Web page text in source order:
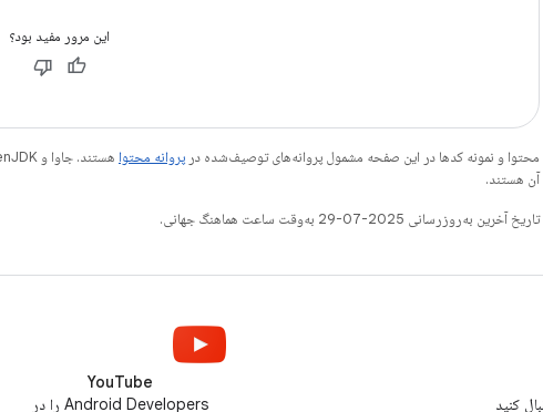
این مرور مفید بود؟
محتوا و نمونه کدها در این صفحه مشمول پروانه‌های توصیف‌شده در پروانه محتوا
آن هستند.
تاریخ آخرین به‌روزرسانی 2025-07-29 به‌وقت ساعت هماهنگ جهانی.
YouTube
Android Developers را در